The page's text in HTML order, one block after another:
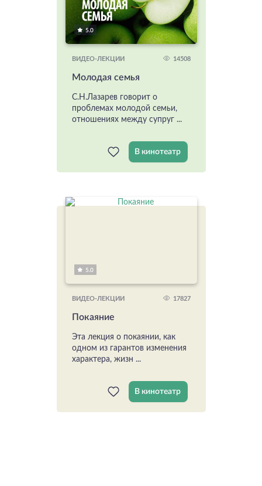
5.0
ВИДЕО-ЛЕКЦИИ 14508
Молодая семья
С.Н.Лазарев говорит о
проблемах молодой семьи,
отношениях между супруг ...
В кинотеатр
5.0
ВИДЕО-ЛЕКЦИИ 17827
Покаяние
Эта лекция о покаянии, как
одном из гарантов изменения
характера, жизн ...
В кинотеатр